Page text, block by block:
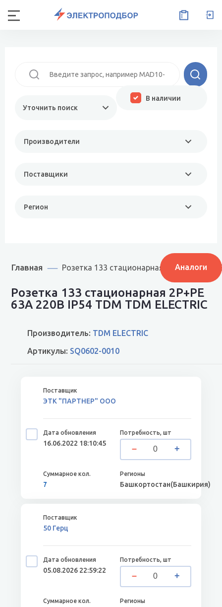
Уточнить поиск
Производители
Поставщики
Регион
В наличии
Главная Розетка 133 стационарная 2Р+РЕ 63А
Аналоги
Розетка 133 стационарная 2Р+РЕ
63А 220В IP54 TDM TDM ELECTRIC
Производитель: TDM ELECTRIC
Артикулы: SQ0602-0010
ЭТК "ПАРТНЕР" ООО
16.06.2022 18:10:45
7 Башкортостан(Башкирия)
50 Герц
05.08.2026 22:59:22